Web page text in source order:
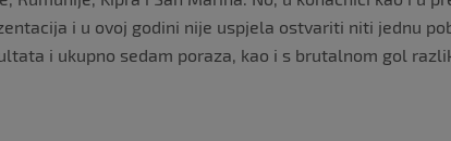
i u ovoj godini nije uspjela ostvariti niti jednu
i ukupno sedam poraza, kao i s brutalnom gol